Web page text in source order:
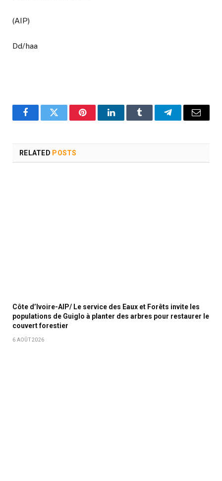
(AIP)
Dd/haa
FacebookTwitter PinterestLinkedInTumblr TelegramEmail
RELATED POSTS
Côte d’Ivoire-AIP/ Le service des Eaux et Forêts invite les
populations de Guiglo à planter des arbres pour restaurer le
couvert forestier
6 AOÛT 2026